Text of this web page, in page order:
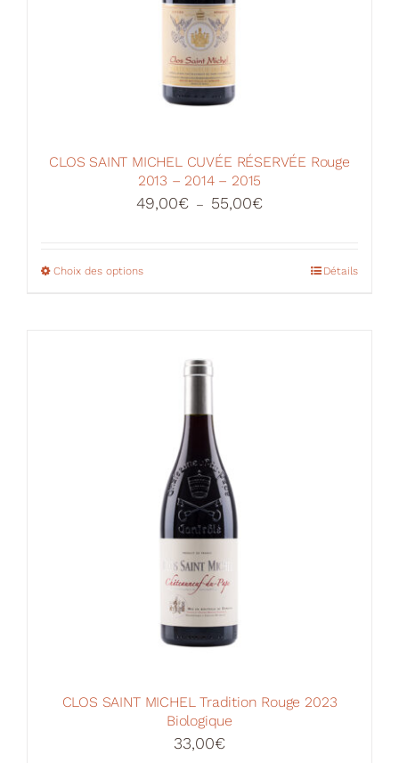
CLOS SAINT MICHEL CUVÉE RÉSERVÉE Rouge
2013 – 2014 – 2015
49,00€ – 55,00€
Choix des optionsCe
peuvent
choisies
page
produit
Détails
CLOS SAINT MICHEL Tradition Rouge 2023
Biologique
33,00€